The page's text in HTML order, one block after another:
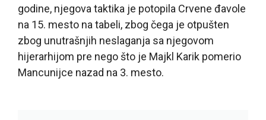
godine, njegova taktika je potopila Crvene đavole
na 15. mesto na tabeli, zbog čega je otpušten
zbog unutrašnjih neslaganja sa njegovom
hijerarhijom pre nego što je Majkl Karik pomerio
Mancunijce nazad na 3. mesto.